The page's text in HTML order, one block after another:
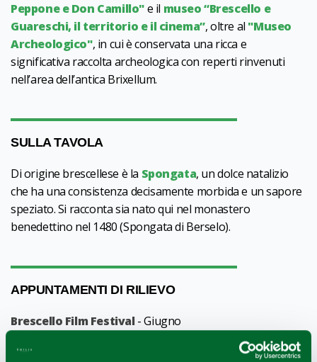
Peppone e Don Camillo"e il museo “Brescello e
Guareschi, il territorio e il cinema”, oltre al "Museo
Archeologico", in cui è conservata una ricca e
significativa raccolta archeologica con reperti rinvenuti
nell’area dell’antica Brixellum.
SULLA TAVOLA
Di origine brescellese è la Spongata, un dolce natalizio
che ha una consistenza decisamente morbida e un sapore
speziato. Si racconta sia nato qui nel monastero
benedettino nel 1480 (Spongata di Berselo).
APPUNTAMENTI DI RILIEVO
Brescello Film Festival- Giugno
Proiezioni di films e documentari, produzioni che
raccontano la provincia italiana, conferenze.